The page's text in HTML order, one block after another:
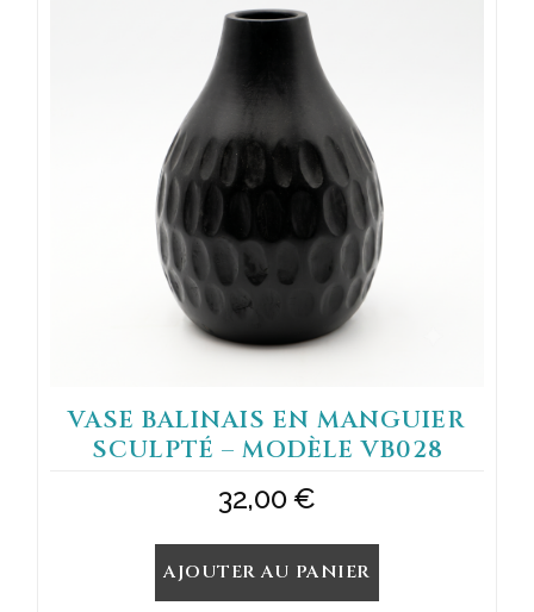
VASE BALINAIS EN MANGUIER
SCULPTÉ – MODÈLE VB028
32,00€
AJOUTER AU PANIER